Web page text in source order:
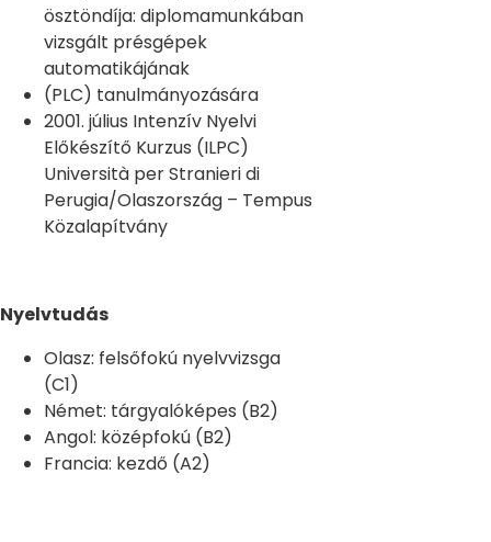
ösztöndíja: diplomamunkában
vizsgált présgépek
automatikájának
(PLC) tanulmányozására
2001. július Intenzív Nyelvi
Előkészítő Kurzus (ILPC)
Università per Stranieri di
Perugia/Olaszország – Tempus
Közalapítvány
Nyelvtudás
Olasz: felsőfokú nyelvvizsga
(C1)
Német: tárgyalóképes (B2)
Angol: középfokú (B2)
Francia: kezdő (A2)